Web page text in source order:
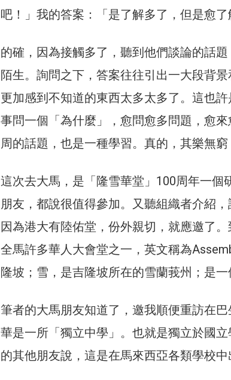
吧！」我的答案：「是了解多了，但是愈了
的確，因為接觸多了，聽到他們談論的話
陌生。詢問之下，答案往往引出一大段背
更加感到不知道的東西太多太多了。這也
事問一個「為什麼」，愈問愈多問題，愈
周的話題，也是一種學習。真的，其樂無窮
這次去大馬，是「隆雪華堂」100周年一個
朋友，都說很值得參加。又聽組織者介紹
因為港大有陸佑堂，份外親切，就應邀了
全馬許多華人大會堂之一，英文稱為
隆坡；雪，是吉隆坡所在的雪蘭莪州；是一
筆者的大馬朋友知道了，邀我順便重訪在
華是一所「獨立中學」。也就是獨立於國
的其他朋友說，這是在馬來西亞各類學校中